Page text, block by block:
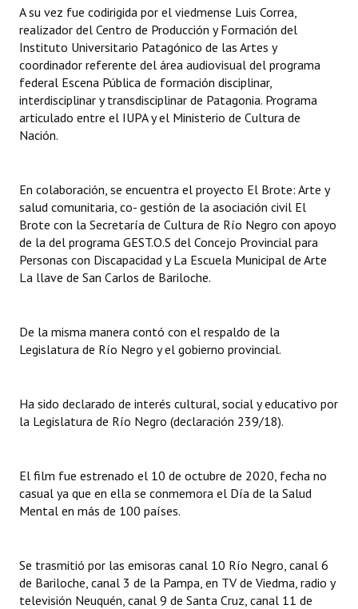
A su vez fue codirigida por el viedmense Luis Correa,
realizador del Centro de Producción y Formación del
Instituto Universitario Patagónico de las Artes y
coordinador referente del área audiovisual del programa
federal Escena Pública de formación disciplinar,
interdisciplinar y transdisciplinar de Patagonia. Programa
articulado entre el IUPA y el Ministerio de Cultura de
Nación.
En colaboración, se encuentra el proyecto El Brote: Arte y
salud comunitaria, co- gestión de la asociación civil El
Brote con la Secretaría de Cultura de Río Negro con apoyo
de la del programa GEST.O.S del Concejo Provincial para
Personas con Discapacidad y La Escuela Municipal de Arte
La llave de San Carlos de Bariloche.
De la misma manera contó con el respaldo de la
Legislatura de Río Negro y el gobierno provincial.
Ha sido declarado de interés cultural, social y educativo por
la Legislatura de Río Negro (declaración 239/18).
El film fue estrenado el 10 de octubre de 2020, fecha no
casual ya que en ella se conmemora el Día de la Salud
Mental en más de 100 países.
Se trasmitió por las emisoras canal 10 Río Negro, canal 6
de Bariloche, canal 3 de la Pampa, en TV de Viedma, radio y
televisión Neuquén, canal 9 de Santa Cruz, canal 11 de